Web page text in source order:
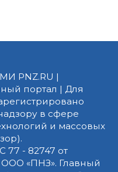
PNZ.RU |
портал | Для
в сфере
и массовых
77 - 82747 от
ООО «ПНЗ». Главный